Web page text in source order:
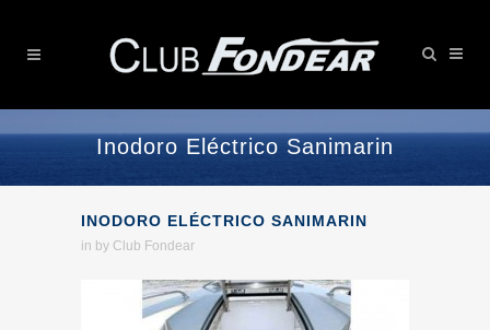
Inodoro Eléctrico Sanimarin
INODORO ELÉCTRICO SANIMARIN
in by Club Fondear